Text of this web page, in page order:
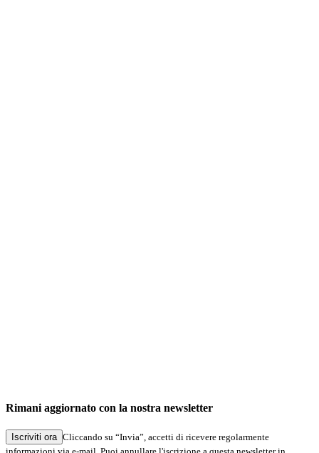
Rimani aggiornato con la nostra newsletter
Iscriviti ora Cliccando su “Invia”, accetti di ricevere regolarmente